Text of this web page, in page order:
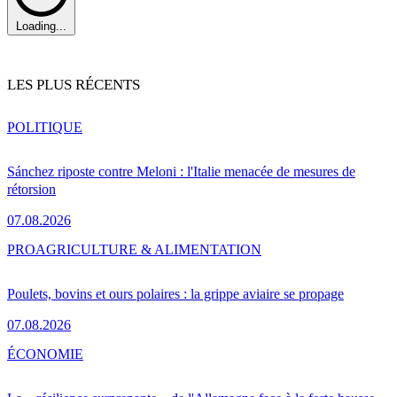
Loading...
LES PLUS RÉCENTS
Sánchez riposte contre Meloni : l'Italie menacée de mesures de
rétorsion
07.08.2026
POLITIQUE
Poulets, bovins et ours polaires : la grippe aviaire se propage
07.08.2026
PROAGRICULTURE & ALIMENTATION
ÉCONOMIE